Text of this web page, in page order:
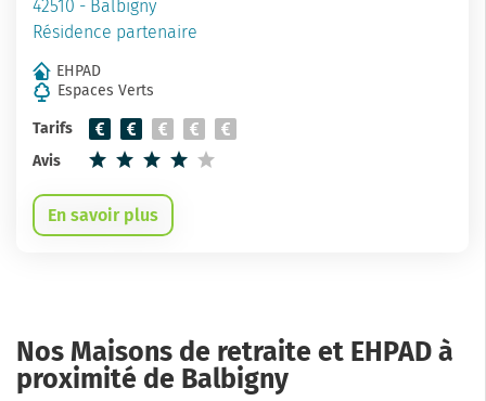
42510 - Balbigny
Résidence partenaire
EHPAD
Espaces Verts
Tarifs
Avis
En savoir plus
Nos Maisons de retraite et EHPAD à
proximité de Balbigny